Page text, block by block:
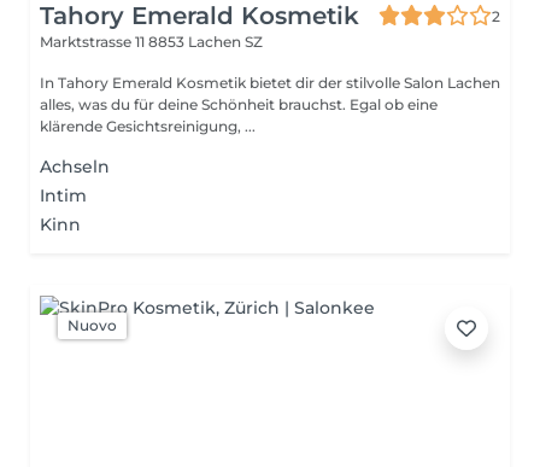
Tahory Emerald Kosmetik
2
Marktstrasse 11 8853 Lachen SZ
In Tahory Emerald Kosmetik bietet dir der stilvolle Salon Lachen
alles, was du für deine Schönheit brauchst. Egal ob eine
klärende Gesichtsreinigung, ...
Achseln
Intim
Kinn
Nuovo